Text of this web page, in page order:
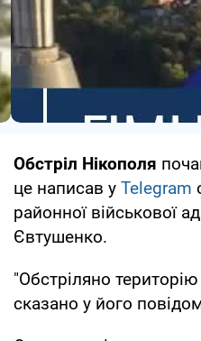
Обстріл Нікополя
це написав у Telegram
районної військової
Євтушенко.
"Обстріляно
сказано у його